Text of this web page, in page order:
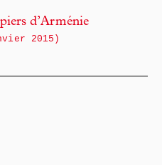
d’Arménie
2015)